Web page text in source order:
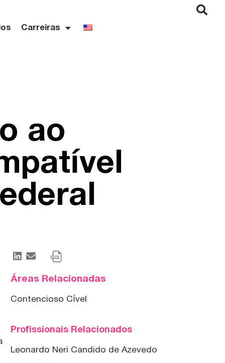
Carreiras
ao
Áreas Relacionadas
Contencioso Cível
Profissionais Relacionados
Leonardo Neri Candido de Azevedo